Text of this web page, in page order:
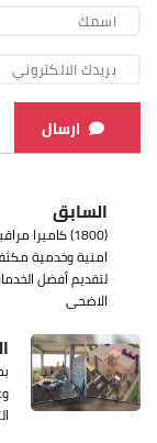
ارسال
السابق
امنية وخدمية
لتقديم أفضل
الاضحى